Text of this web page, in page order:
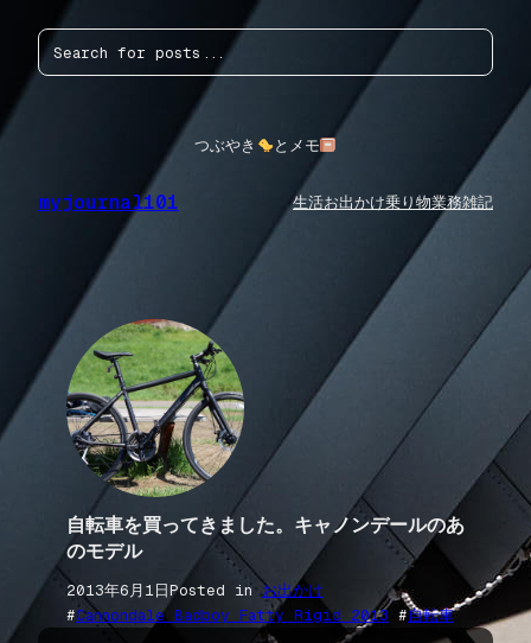
ス
キ
検
索
つぶやき とメモ
myjournal101 生活お出かけ乗り物業務雑記
自転車を買ってきました。キャノンデールのあ
のモデル
2013年6月1日 Posted inお出かけ
#Cannondale Badboy Fatty Rigid 2013 #自転車